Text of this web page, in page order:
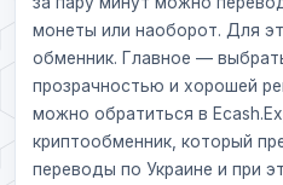
монеты или наоборот. Для
обменник. Главное —
прозрачностью и хорошей
можно обратиться в
криптообменник, который
переводы по Украине и при